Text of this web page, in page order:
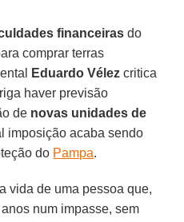
financeiras do
comprar terras
Eduardo Vélez critica
haver previsão
de novas unidades de
imposição acaba sendo
do Pampa.
vida de uma pessoa que,
num impasse, sem